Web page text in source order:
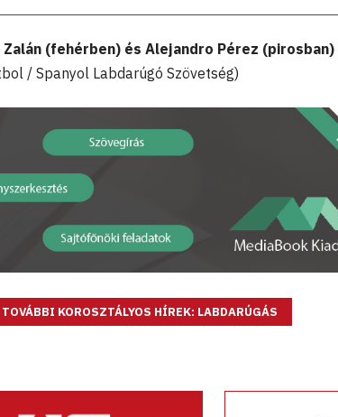
Zalán (fehérben) és Alejandro Pérez (pirosban)
/ Spanyol Labdarúgó Szövetség)
TOVÁBBI KOROSZTÁLYOS HÍREK: LABDARÚGÁS